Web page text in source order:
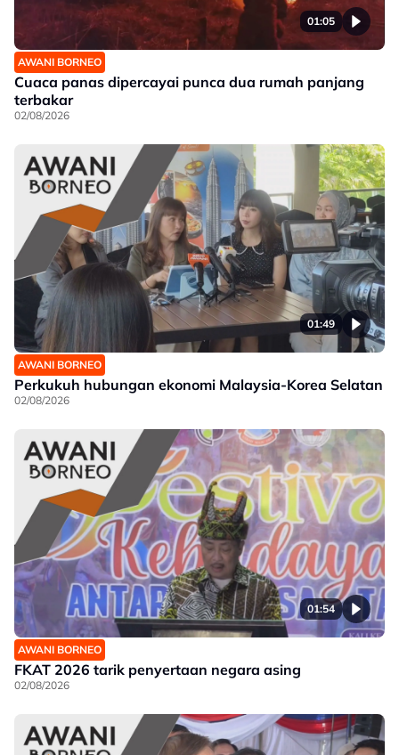
01:05
AWANI BORNEO
Cuaca panas dipercayai punca dua rumah panjang
terbakar
02/08/2026
01:49
AWANI BORNEO
Perkukuh hubungan ekonomi Malaysia-Korea Selatan
02/08/2026
01:54
AWANI BORNEO
FKAT 2026 tarik penyertaan negara asing
02/08/2026